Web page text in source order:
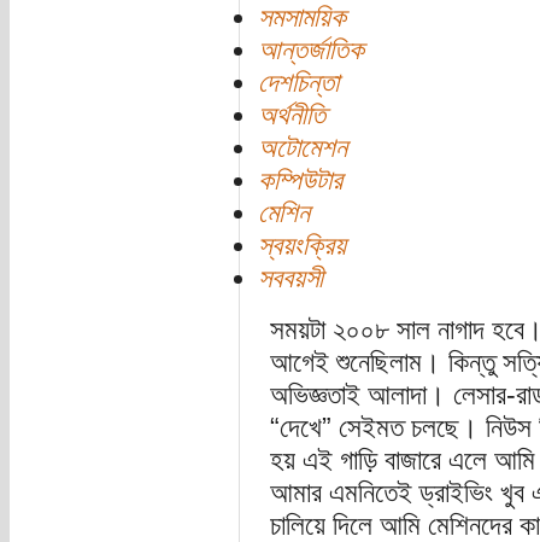
সমসাময়িক
আন্তর্জাতিক
দেশচিন্তা
অর্থনীতি
অটোমেশন
কম্পিউটার
মেশিন
স্বয়ংক্রিয়
সববয়সী
সময়টা ২০০৮ সাল নাগাদ
আগেই শুনেছিলাম। কিন্তু সত্যি
অভিজ্ঞতাই আলাদা। লেসার-
“দেখে” সেইমত চলছে। নিউস
হয় এই গাড়ি বাজারে এলে আমি
আমার এমনিতেই ড্রাইভিং খুব
চালিয়ে দিলে আমি মেশিনদের